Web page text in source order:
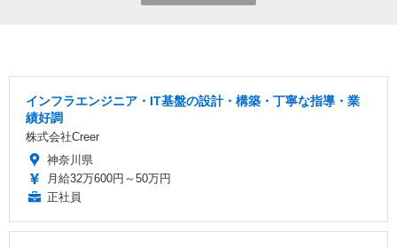
インフラエンジニア・IT基盤の設計・構築・丁寧な指導・業
績好調
株式会社Creer
神奈川県
月給32万600円～50万円
正社員